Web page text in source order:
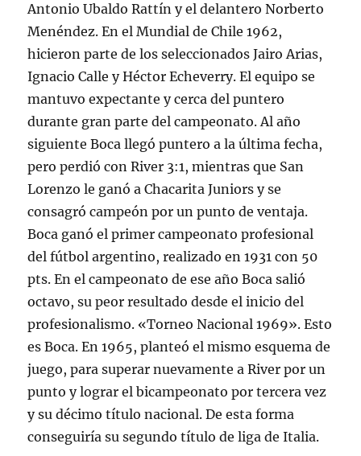
Antonio Ubaldo Rattín y el delantero Norberto
Menéndez. En el Mundial de Chile 1962,
hicieron parte de los seleccionados Jairo Arias,
Ignacio Calle y Héctor Echeverry. El equipo se
mantuvo expectante y cerca del puntero
durante gran parte del campeonato. Al año
siguiente Boca llegó puntero a la última fecha,
pero perdió con River 3:1, mientras que San
Lorenzo le ganó a Chacarita Juniors y se
consagró campeón por un punto de ventaja.
Boca ganó el primer campeonato profesional
del fútbol argentino, realizado en 1931 con 50
pts. En el campeonato de ese año Boca salió
octavo, su peor resultado desde el inicio del
profesionalismo. «Torneo Nacional 1969». Esto
es Boca. En 1965, planteó el mismo esquema de
juego, para superar nuevamente a River por un
punto y lograr el bicampeonato por tercera vez
y su décimo título nacional. De esta forma
conseguiría su segundo título de liga de Italia.